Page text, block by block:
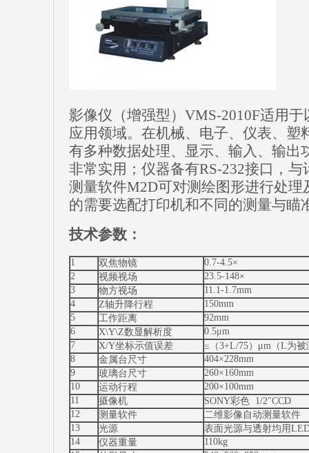
影像仪（增强型）VMS-2010F适用
应用领域。在机械、电子、仪表、塑
有多种数据处理、显示、输入、输出
非常实用；仪器备有RS-232接口，
测量软件M2D可对测绘图形进行处理
的需要选配打印机和不同的测量与瞄
技术参数：
1 双焦物镜
0.7-4.5×
2
视频视场
23.5-148×
3
物方视场
11.1-1.7mm
4
Z轴升降行程
150mm
5
工作距离
92mm
6
X\Y\Z数显解析度
0.5μm
7
X/Y坐标示值误差
≤（3+L/75）μm（L为
8
金属台尺寸
404×228mm
9
玻璃台尺寸
260×160mm
10
运动行程
200×100mm
11
摄像机
SONY彩色 1/2″CCD
12
测量软件
二维影像自动测量软件
13
光源
表面光源与透射均用
14
仪器重量
110kg